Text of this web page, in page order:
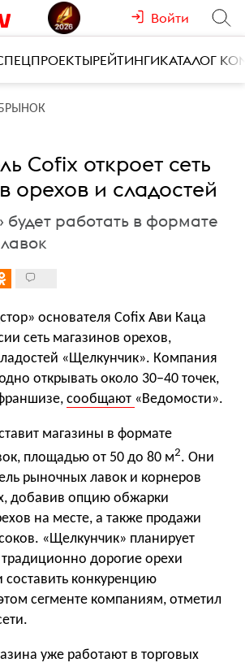
Войти
РЕЙТИНГИКАТАЛОГ
Cofix откроет сеть
орехов и сладостей
будет работать в формате
основателя Cofix Ави Каца
сеть магазинов орехов,
«Щелкунчик». Компания
открывать около 30−40 точек,
сообщают «Ведомости».
магазины в формате
площадью от 50 до 80 м2. Они
рыночных лавок и корнеров
добавив опцию обжарки
на месте, а также продажи
«Щелкунчик» планирует
дорогие орехи
составить конкуренцию
сегменте компаниям, отметил
уже работают в торговых